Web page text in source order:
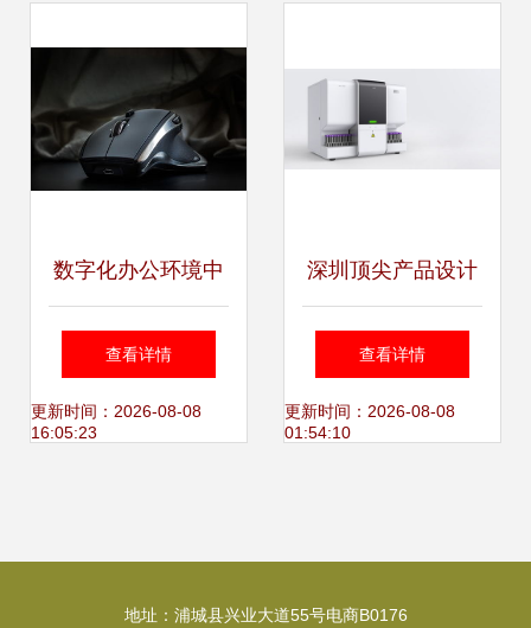
数字化办公环境中
的专业设计 从个人
设备到整体解决方
查看详情
更新时间：2026-08-08
16:05:23
深圳顶尖产品设计
公司分享 几款引领
未来的专业医疗产
查看详情
更新时间：2026-08-08
01:54:10
地址：浦城县兴业大道55号电商B0176